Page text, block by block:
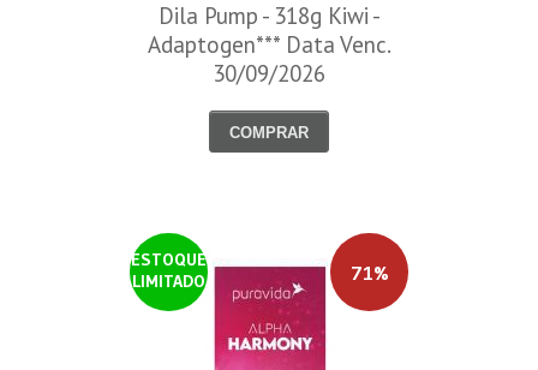
Dila Pump - 318g Kiwi -
Adaptogen*** Data Venc.
30/09/2026
COMPRAR
ESTOQUE
LIMITADO
71%